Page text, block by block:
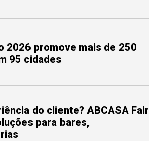
2026 promove mais de 250
95 cidades
do cliente? ABCASA Fair
para bares,